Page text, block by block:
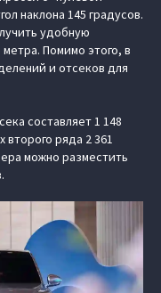
наклона 145 градусов.
удобную
Помимо этого, в
и отсеков для
составляет 1 148
второго ряда 2 361
можно разместить